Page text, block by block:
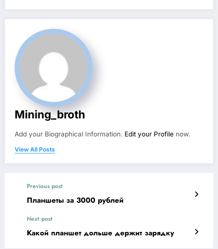
Mining_broth
Add your Biographical Information. Edit your Profile now.
View All Posts
Previous post
Планшеты за 3000 рублей
Next post
Какой планшет дольше держит зарядку